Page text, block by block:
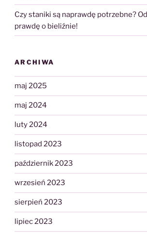
Czy staniki są naprawdę potrzebne?
prawdę o bieliźnie!
ARCHIWA
maj 2025
maj 2024
luty 2024
listopad 2023
październik 2023
wrzesień 2023
sierpień 2023
lipiec 2023